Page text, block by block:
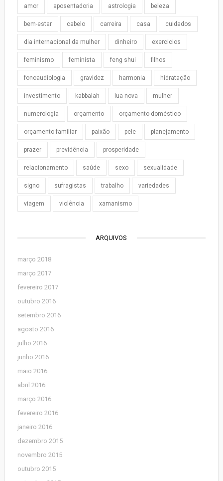
amor aposentadoria astrologia beleza
bem-estar cabelo carreira casa cuidados
dia internacional da mulher dinheiro exercicios
feminismo feminista feng shui filhos
fonoaudiologia gravidez harmonia hidratação
investimento kabbalah lua nova mulher
numerologia orçamento orçamento doméstico
orçamento familiar paixão pele planejamento
prazer previdência prosperidade
relacionamento saúde sexo sexualidade
signo sufragistas trabalho variedades
viagem violência xamanismo
ARQUIVOS
março 2018
março 2017
fevereiro 2017
outubro 2016
setembro 2016
agosto 2016
julho 2016
junho 2016
maio 2016
abril 2016
março 2016
fevereiro 2016
janeiro 2016
dezembro 2015
novembro 2015
outubro 2015